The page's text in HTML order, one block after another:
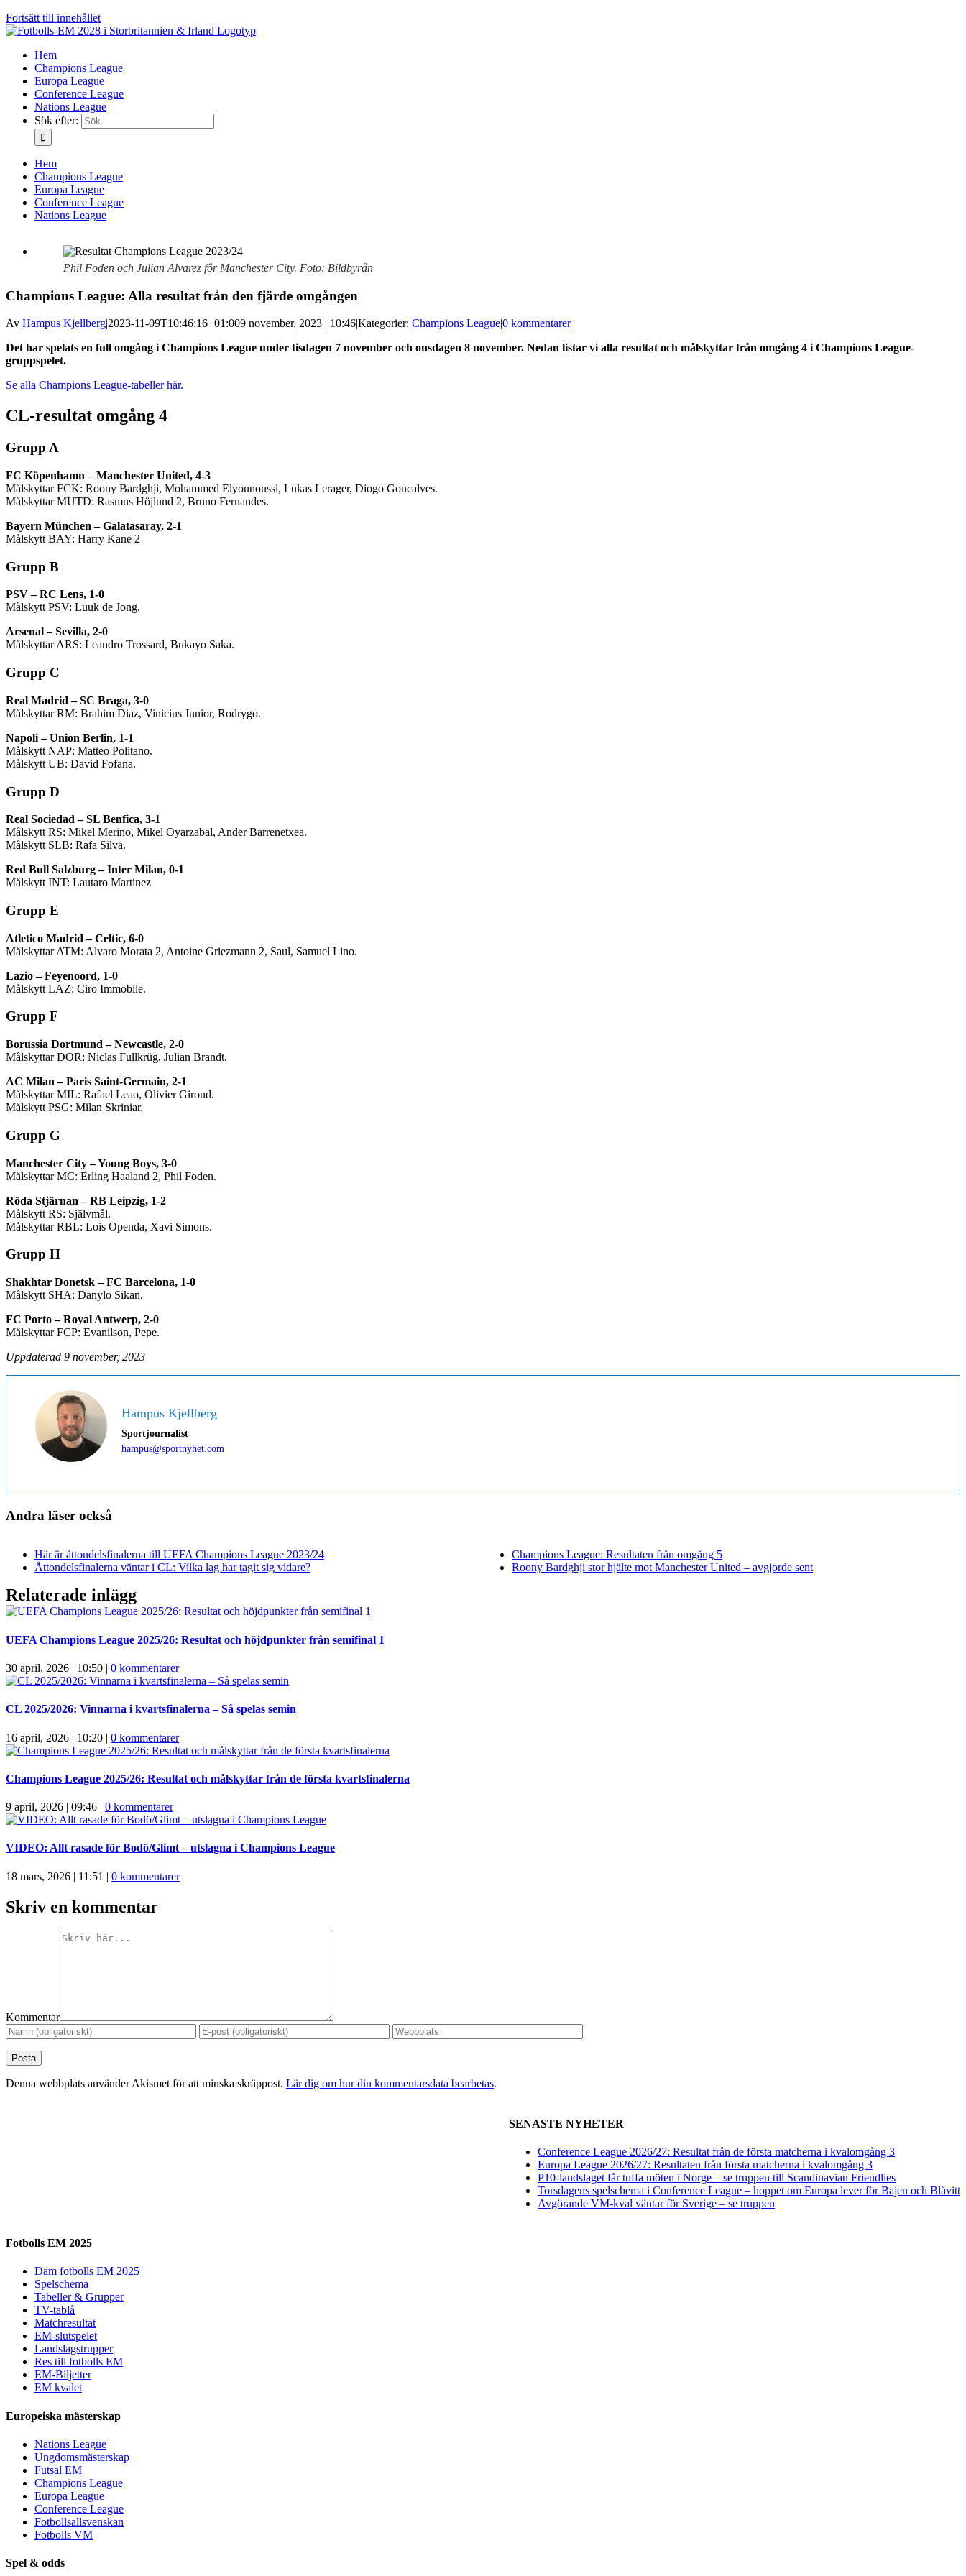
Fortsätt till innehållet
Hem
Champions League
Europa League
Conference League
Nations League
Sök efter:
Hem
Champions League
Europa League
Conference League
Nations League
Phil Foden och Julian Alvarez för Manchester City. Foto: Bildbyrån
Champions League: Alla resultat från den fjärde omgången
Av Hampus Kjellberg|2023-11-09T10:46:16+01:009 november, 2023 | 10:46|Kategorier: Champions League|0 kommentarer
Det har spelats en full omgång i Champions League under tisdagen 7 november och onsdagen 8 november. Nedan listar vi alla resultat och målskyttar från omgång 4 i Champions League-
gruppspelet.
Se alla Champions League-tabeller här.
CL-resultat omgång 4
Grupp A
FC Köpenhamn – Manchester United, 4-3
Målskyttar FCK: Roony Bardghji, Mohammed Elyounoussi, Lukas Lerager, Diogo Goncalves.
Målskyttar MUTD: Rasmus Höjlund 2, Bruno Fernandes.
Bayern München – Galatasaray, 2-1
Målskytt BAY: Harry Kane 2
Grupp B
PSV – RC Lens, 1-0
Målskytt PSV: Luuk de Jong.
Arsenal – Sevilla, 2-0
Målskyttar ARS: Leandro Trossard, Bukayo Saka.
Grupp C
Real Madrid – SC Braga, 3-0
Målskyttar RM: Brahim Diaz, Vinicius Junior, Rodrygo.
Napoli – Union Berlin, 1-1
Målskytt NAP: Matteo Politano.
Målskytt UB: David Fofana.
Grupp D
Real Sociedad – SL Benfica, 3-1
Målskytt RS: Mikel Merino, Mikel Oyarzabal, Ander Barrenetxea.
Målskytt SLB: Rafa Silva.
Red Bull Salzburg – Inter Milan, 0-1
Målskytt INT: Lautaro Martinez
Grupp E
Atletico Madrid – Celtic, 6-0
Målskyttar ATM: Alvaro Morata 2, Antoine Griezmann 2, Saul, Samuel Lino.
Lazio – Feyenoord, 1-0
Målskytt LAZ: Ciro Immobile.
Grupp F
Borussia Dortmund – Newcastle, 2-0
Målskyttar DOR: Niclas Fullkrüg, Julian Brandt.
AC Milan – Paris Saint-Germain, 2-1
Målskyttar MIL: Rafael Leao, Olivier Giroud.
Målskytt PSG: Milan Skriniar.
Grupp G
Manchester City – Young Boys, 3-0
Målskyttar MC: Erling Haaland 2, Phil Foden.
Röda Stjärnan – RB Leipzig, 1-2
Målskytt RS: Självmål.
Målskyttar RBL: Lois Openda, Xavi Simons.
Grupp H
Shakhtar Donetsk – FC Barcelona, 1-0
Målskytt SHA: Danylo Sikan.
FC Porto – Royal Antwerp, 2-0
Målskyttar FCP: Evanilson, Pepe.
Uppdaterad 9 november, 2023
Hampus Kjellberg
Sportjournalist
hampus@sportnyhet.com
Andra läser också
Här är åttondelsfinalerna till UEFA Champions League 2023/24
Åttondelsfinalerna väntar i CL: Vilka lag har tagit sig vidare?
Champions League: Resultaten från omgång 5
Roony Bardghji stor hjälte mot Manchester United – avgjorde sent
Relaterade inlägg
UEFA Champions League 2025/26: Resultat och höjdpunkter från semifinal 1
30 april, 2026 | 10:50 | 0 kommentarer
CL 2025/2026: Vinnarna i kvartsfinalerna – Så spelas semin
16 april, 2026 | 10:20 | 0 kommentarer
Champions League 2025/26: Resultat och målskyttar från de första kvartsfinalerna
9 april, 2026 | 09:46 | 0 kommentarer
VIDEO: Allt rasade för Bodö/Glimt – utslagna i Champions League
18 mars, 2026 | 11:51 | 0 kommentarer
Skriv en kommentar
Kommentar
Denna webbplats använder Akismet för att minska skräppost. Lär dig om hur din kommentarsdata bearbetas.
SENASTE NYHETER
Conference League 2026/27: Resultat från de första matcherna i kvalomgång 3
Europa League 2026/27: Resultaten från första matcherna i kvalomgång 3
P10-landslaget får tuffa möten i Norge – se truppen till Scandinavian Friendlies
Torsdagens spelschema i Conference League – hoppet om Europa lever för Bajen och Blåvitt
Avgörande VM-kval väntar för Sverige – se truppen
Fotbolls EM 2025
Dam fotbolls EM 2025
Spelschema
Tabeller & Grupper
TV-tablå
Matchresultat
EM-slutspelet
Landslagstrupper
Res till fotbolls EM
EM-Biljetter
EM kvalet
Europeiska mästerskap
Nations League
Ungdomsmästerskap
Futsal EM
Champions League
Europa League
Conference League
Fotbollsallsvenskan
Fotbolls VM
Spel & odds